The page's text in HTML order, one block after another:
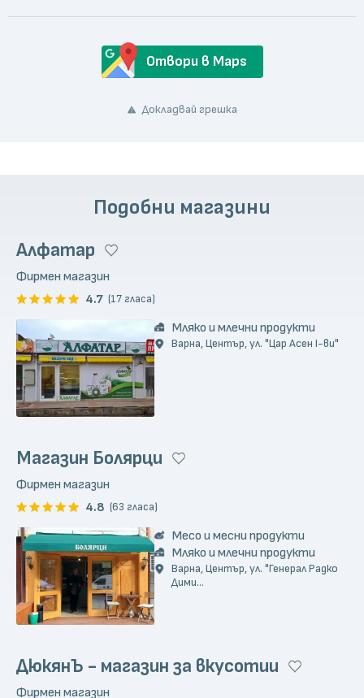
Отвори в Maps
Докладвай грешка
Подобни магазини
Алфатар
Фирмен магазин
4.7 (17 гласа)
Мляко и млечни продукти
Варна, Център, ул. "Цар Асен I-ви"
Магазин Болярци
Фирмен магазин
4.8 (63 гласа)
Месо и месни продукти
Мляко и млечни продукти
Варна, Център, ул. "Генерал Радко
Дими...
ДюкянЪ - магазин за вкусотии
Фирмен магазин